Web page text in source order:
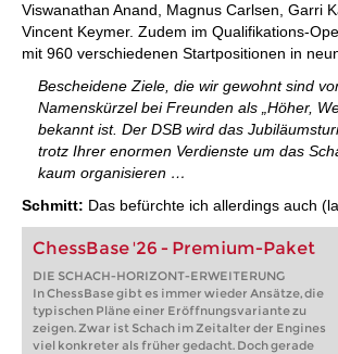
Viswanathan Anand, Magnus Carlsen, Garri
Vincent Keymer. Zudem im Qualifikations-
mit 960 verschiedenen Startpositionen in
Bescheidene Ziele, die wir gewohnt sind
Namenskürzel bei Freunden als „Höher,
bekannt ist. Der DSB wird das
trotz Ihrer enormen Verdienste um das
kaum organisieren …
Schmitt: Das befürchte ich allerdings auch
ChessBase '26 - Premium-Paket
DIE SCHACH-HORIZONT-ERWEITERUNG
In ChessBase gibt es immer wieder Ansätze, die
typischen Pläne einer Eröffnungsvariante zu
zeigen. Zwar ist Schach im Zeitalter der Engines
viel konkreter als früher gedacht. Doch gerade